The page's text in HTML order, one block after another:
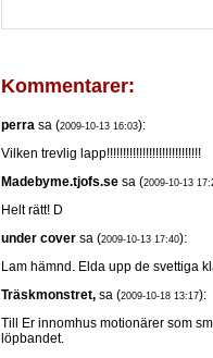
Kommentarer:
perra sa (2009-10-13 16:03):
Vilken trevlig lapp!!!!!!!!!!!!!!!!!!!!!!!!!!!!!
Madebyme.tjofs.se sa (2009-10-13
Helt rätt! D
under cover sa (2009-10-13 17:40):
Lam hämnd. Elda upp de svettiga
Träskmonstret, sa (2009-10-18 13:17):
Till Er innomhus motionärer som
löpbandet.